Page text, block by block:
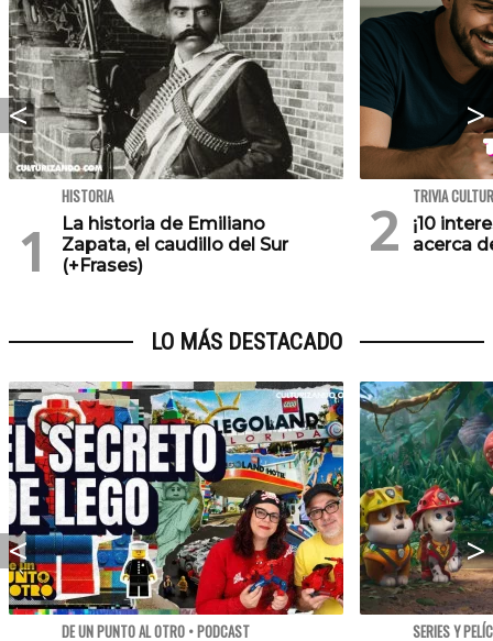
HISTORIA
La historia de Emiliano
Zapata, el caudillo del Sur
(+Frases)
TRIVIA
¡10
acerca
LO MÁS DESTACADO
DE UN PUNTO AL OTRO • PODCAST SERIES Y